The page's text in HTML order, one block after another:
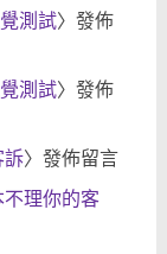
測試〉發佈
測試〉發佈
訴〉發佈留言
理你的客